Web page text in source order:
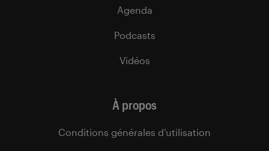
Agenda
Podcasts
Vidéos
À propos
Conditions générales d’utilisation